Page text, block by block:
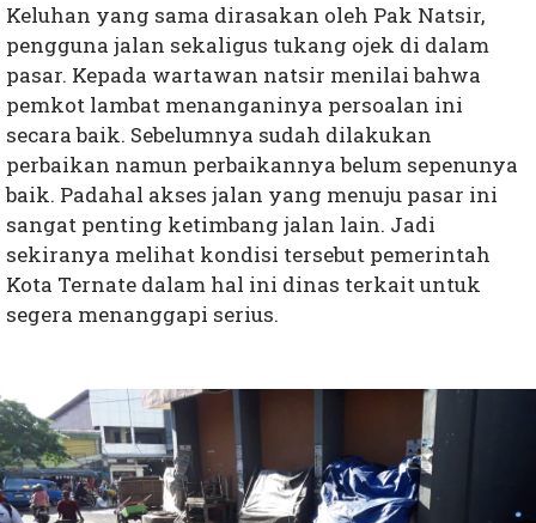
Keluhan yang sama dirasakan oleh Pak Natsir,
pengguna jalan sekaligus tukang ojek di dalam
pasar. Kepada wartawan natsir menilai bahwa
pemkot lambat menanganinya persoalan ini
secara baik. Sebelumnya sudah dilakukan
perbaikan namun perbaikannya belum sepenunya
baik. Padahal akses jalan yang menuju pasar ini
sangat penting ketimbang jalan lain. Jadi
sekiranya melihat kondisi tersebut pemerintah
Kota Ternate dalam hal ini dinas terkait untuk
segera menanggapi serius.